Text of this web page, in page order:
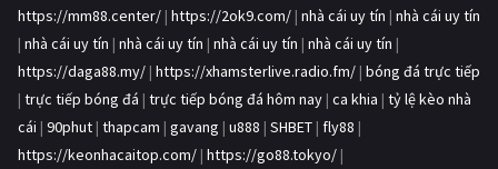
https://mm88.center/ | https://2ok9.com/ | nhà cái uy tín | nhà cái uy tín
| nhà cái uy tín | nhà cái uy tín | nhà cái uy tín | nhà cái uy tín |
https://daga88.my/ | https://xhamsterlive.radio.fm/ | bóng đá trực tiếp
| trực tiếp bóng đá | trực tiếp bóng đá hôm nay | ca khia | tỷ lệ kèo nhà
cái | 90phut | thapcam | gavang | u888 | SHBET | fly88 |
https://keonhacaitop.com/ | https://go88.tokyo/ |